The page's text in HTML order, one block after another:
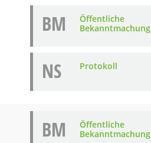
BM
Öffentliche
Bekanntmachung
NS Protokoll
BM
Öffentliche
Bekanntmachung